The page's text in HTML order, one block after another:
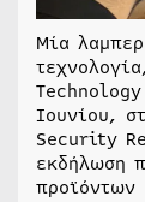
Μία
Ιουνίου,
Security
εκδήλωση
προϊόντων